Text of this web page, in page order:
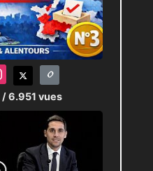
/ 6.951 vues